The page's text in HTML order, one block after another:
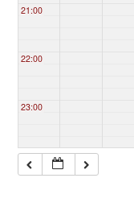
21:00
22:00
23:00